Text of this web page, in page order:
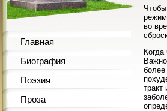
Главная
Биография
Поэзия
Проза
режим
во
Когда
более
тракт